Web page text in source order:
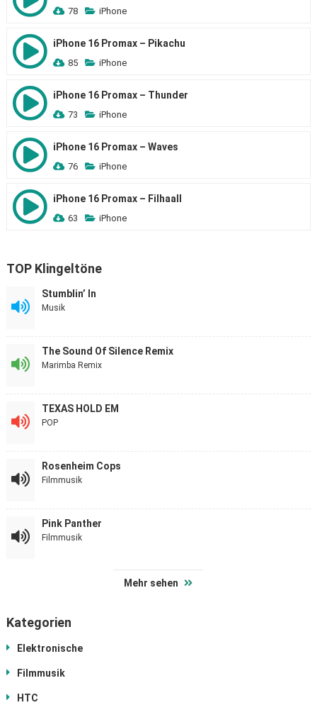
78 iPhone
iPhone 16 Promax – Pikachu
85 iPhone
iPhone 16 Promax – Thunder
73 iPhone
iPhone 16 Promax – Waves
76 iPhone
iPhone 16 Promax – Filhaall
63 iPhone
TOP Klingeltöne
Stumblin’ In
Musik
The Sound Of Silence Remix
Marimba Remix
TEXAS HOLD EM
POP
Rosenheim Cops
Filmmusik
Pink Panther
Filmmusik
Mehr sehen
Kategorien
Elektronische
Filmmusik
HTC